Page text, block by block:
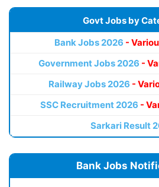
Govt Jobs by
Bank Jobs 2026 -
Government Jobs 2026 -
Railway Jobs 2026 -
SSC Recruitment 2026 -
Sarkari Result
Bank Jobs